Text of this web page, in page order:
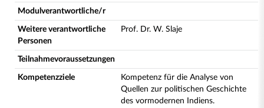
Modulverantwortliche/r
Weitere verantwortliche
Personen
Prof. Dr. W. Slaje
Teilnahmevoraussetzungen
Kompetenzziele
Kompetenz für die Analyse von
Quellen zur politischen Geschichte
des vormodernen Indiens.